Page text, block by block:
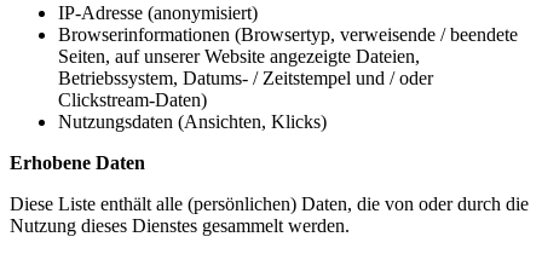
IP-Adresse (anonymisiert)
Browserinformationen (Browsertyp, verweisende / beendete
Seiten, auf unserer Website angezeigte Dateien,
Betriebssystem, Datums- / Zeitstempel und / oder
Clickstream-Daten)
Nutzungsdaten (Ansichten, Klicks)
Erhobene Daten
Diese Liste enthält alle (persönlichen) Daten, die von oder durch die
Nutzung dieses Dienstes gesammelt werden.